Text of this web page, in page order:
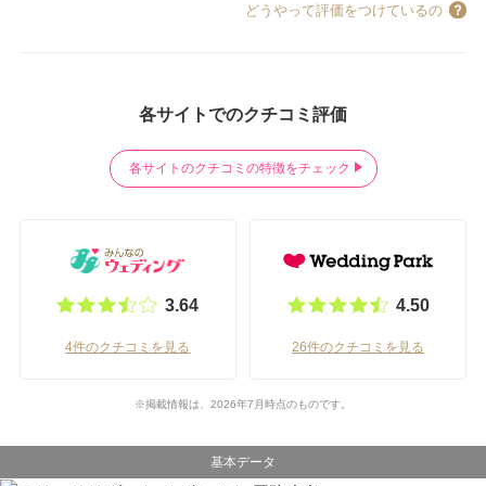
どうやって評価をつけているの
各サイトでのクチコミ評価
各サイトのクチコミの特徴をチェック
3.64
4件のクチコミを見る
4.50
26件のクチコミを見る
※掲載情報は、2026年7月時点のものです。
基本データ